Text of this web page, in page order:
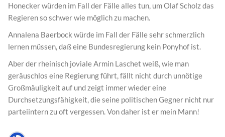
Honecker würden im Fall der Fälle alles tun, um Olaf Scholz das
Regieren so schwer wie möglich zu machen.
Annalena Baerbock würde im Fall der Fälle sehr schmerzlich
lernen müssen, daß eine Bundesregierung kein Ponyhof ist.
Aber der rheinisch joviale Armin Laschet weiß, wie man
geräuschlos eine Regierung führt, fällt nicht durch unnötige
Großmäuligkeit auf und zeigt immer wieder eine
Durchsetzungsfähigkeit, die seine politischen Gegner nicht nur
parteiintern zu oft vergessen. Von daher ist er mein Mann!